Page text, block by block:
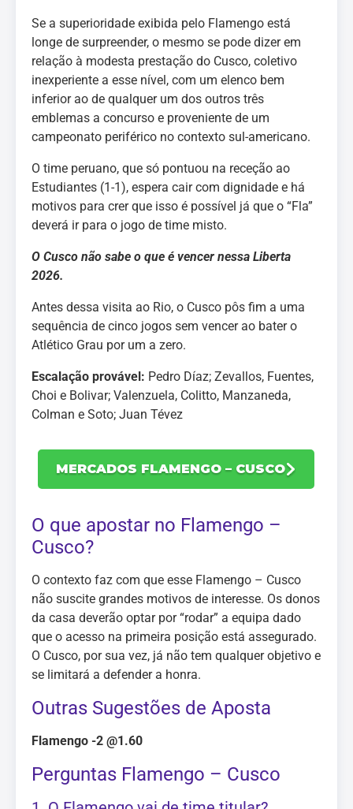
Se a superioridade exibida pelo Flamengo está
longe de surpreender, o mesmo se pode dizer em
relação à modesta prestação do Cusco, coletivo
inexperiente a esse nível, com um elenco bem
inferior ao de qualquer um dos outros três
emblemas a concurso e proveniente de um
campeonato periférico no contexto sul-americano.
O time peruano, que só pontuou na receção ao
Estudiantes (1-1), espera cair com dignidade e há
motivos para crer que isso é possível já que o “Fla”
deverá ir para o jogo de time misto.
O Cusco não sabe o que é vencer nessa Liberta
2026.
Antes dessa visita ao Rio, o Cusco pôs fim a uma
sequência de cinco jogos sem vencer ao bater o
Atlético Grau por um a zero.
Escalação provável: Pedro Díaz; Zevallos, Fuentes,
Choi e Bolivar; Valenzuela, Colitto, Manzaneda,
Colman e Soto; Juan Tévez
MERCADOS FLAMENGO – CUSCO
O que apostar no Flamengo –
Cusco?
O contexto faz com que esse Flamengo – Cusco
não suscite grandes motivos de interesse. Os donos
da casa deverão optar por “rodar” a equipa dado
que o acesso na primeira posição está assegurado.
O Cusco, por sua vez, já não tem qualquer objetivo e
se limitará a defender a honra.
Outras Sugestões de Aposta
Flamengo -2 @1.60
Perguntas Flamengo – Cusco